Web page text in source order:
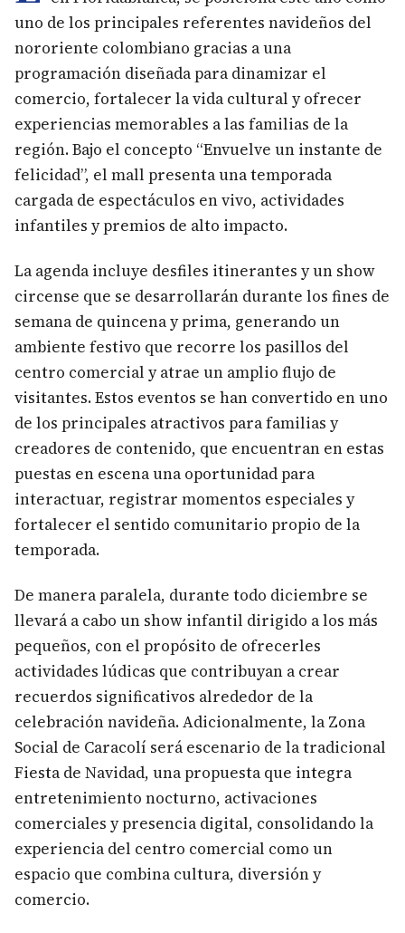
uno de los principales referentes navideños del
nororiente colombiano gracias a una
programación diseñada para dinamizar el
comercio, fortalecer la vida cultural y ofrecer
experiencias memorables a las familias de la
región. Bajo el concepto “Envuelve un instante de
felicidad”, el mall presenta una temporada
cargada de espectáculos en vivo, actividades
infantiles y premios de alto impacto.
La agenda incluye desfiles itinerantes y un show
circense que se desarrollarán durante los fines de
semana de quincena y prima, generando un
ambiente festivo que recorre los pasillos del
centro comercial y atrae un amplio flujo de
visitantes. Estos eventos se han convertido en uno
de los principales atractivos para familias y
creadores de contenido, que encuentran en estas
puestas en escena una oportunidad para
interactuar, registrar momentos especiales y
fortalecer el sentido comunitario propio de la
temporada.
De manera paralela, durante todo diciembre se
llevará a cabo un show infantil dirigido a los más
pequeños, con el propósito de ofrecerles
actividades lúdicas que contribuyan a crear
recuerdos significativos alrededor de la
celebración navideña. Adicionalmente, la Zona
Social de Caracolí será escenario de la tradicional
Fiesta de Navidad, una propuesta que integra
entretenimiento nocturno, activaciones
comerciales y presencia digital, consolidando la
experiencia del centro comercial como un
espacio que combina cultura, diversión y
comercio.